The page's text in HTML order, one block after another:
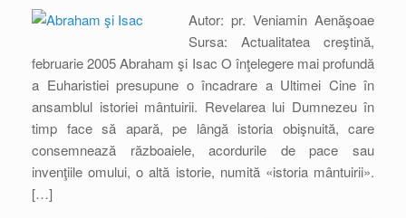
Autor: pr. Veniamin Aenăşoae
Sursa: Actualitatea creştină,
februarie 2005 Abraham şi Isac O înţelegere mai profundă
a Euharistiei presupune o încadrare a Ultimei Cine în
ansamblul istoriei mântuirii. Revelarea lui Dumnezeu în
timp face să apară, pe lângă istoria obişnuită, care
consemnează războaiele, acordurile de pace sau
invenţiile omului, o altă istorie, numită «istoria mântuirii».
[…]